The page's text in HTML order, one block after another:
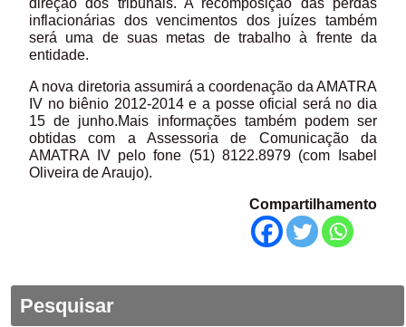
direção dos tribunais. A recomposição das perdas
inflacionárias dos vencimentos dos juízes também
será uma de suas metas de trabalho à frente da
entidade.
A nova diretoria assumirá a coordenação da AMATRA
IV no biênio 2012-2014 e a posse oficial será no dia
15 de junho.Mais informações também podem ser
obtidas com a Assessoria de Comunicação da
AMATRA IV pelo fone (51) 8122.8979 (com Isabel
Oliveira de Araujo).
Compartilhamento
Pesquisar